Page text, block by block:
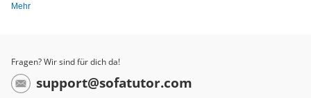
Mehr
Fragen? Wir sind für dich da!
support@sofatutor.com